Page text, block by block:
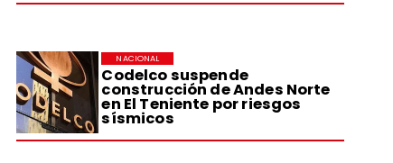
Codelco suspende
construcción de Andes Norte
en El Teniente por riesgos
sísmicos
NACIONAL